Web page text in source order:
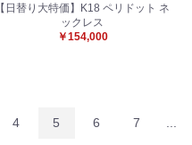
【日替り大特価】K18 ペリドット ネ
ックレス
￥154,000
4 5 6 7